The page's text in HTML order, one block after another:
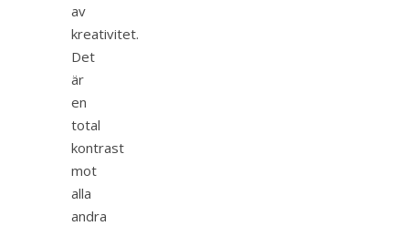
av
kreativitet.
Det
är
en
total
kontrast
mot
alla
andra